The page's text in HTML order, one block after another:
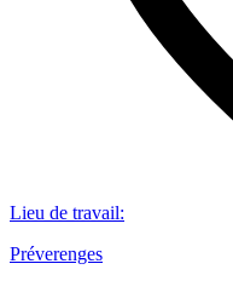
Lieu de travail:
Préverenges